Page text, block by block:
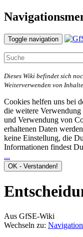
Toggle navigation
Dieses Wiki befindet sich
Weiterverwenden von
Cookies helfen uns bei
die weitere Verwendung
und Verwendung von
erhaltenen Daten
keine Einstellung, die
Informationen findest
...
Aus GfSE-Wiki
Wechseln zu: Navigation